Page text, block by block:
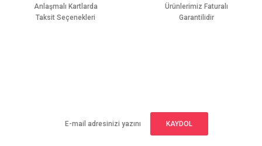
Anlaşmalı Kartlarda
Taksit Seçenekleri
Ürünlerimiz Faturalı
Garantilidir
KAYDOL